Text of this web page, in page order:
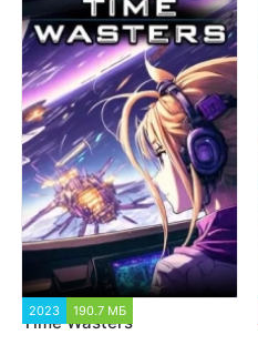
2023 190.7 МБ
Time Wasters